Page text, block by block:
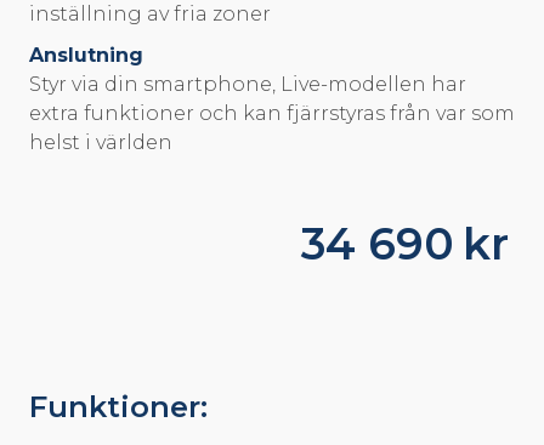
inställning av fria zoner
Anslutning
Styr via din smartphone, Live-modellen har
extra funktioner och kan fjärrstyras från var som
helst i världen
34 690 kr
Funktioner: